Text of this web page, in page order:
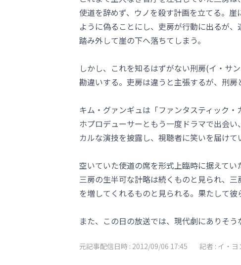
使道を辞めず、ウノを殺す計画を立てる。
ように偽ることにし、吏房が行動に出るが
踏み外して崖の下へ落ちてしまう。
しかし、これを知るはずがない刑房(イ・サ
勘違いする。吏房は違うと主張するが、刑房
キム・グァンギュは「ファンタスティック
ホプロデューサーともう一度ドラマで出会
カルな演技を披露し、視聴者に笑いを届けて
空いていた使道の席を形式上臨時に据えてい
三房の生半可な計略は続くものと見られ、
を増してくれるものと見られる。果たして彼
また、この日の放送では、現代劇にありそ
元記事配信日時 : 2012/09/06 17:45 記者 : イ・ヨ